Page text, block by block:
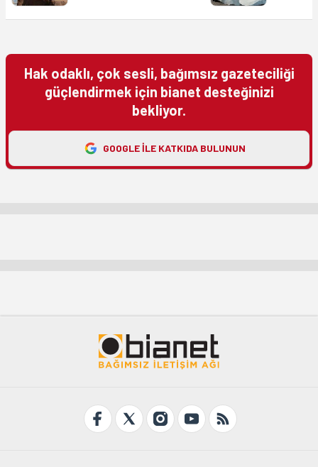
Hak odaklı, çok sesli, bağımsız gazeteciliği
güçlendirmek için bianet desteğinizi
bekliyor.
GOOGLE ILE KATKIDA BULUNUN